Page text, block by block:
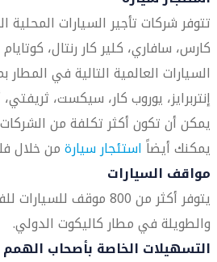
تتوفر شركات تأجير السيارات المحلية
كارس، سافاري، كلير كار رنتال،
السيارات العالمية التالية في
إنتربرايز، يوروب كار، سيكست،
يمكن أن تكون أكثر تكلفة من
يمكنك أيضاًاستئجار سيارةمن خلال
مواقف السيارات
يتوفر أكثر من 800 موقف
والطويلة في مطار كاليكوت الدولي.
التسهيلات الخاصة بأصحاب الهمم